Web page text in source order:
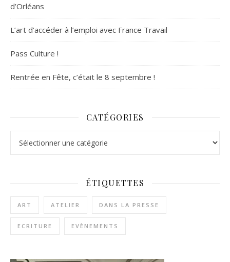
d’Orléans
L’art d’accéder à l’emploi avec France Travail
Pass Culture !
Rentrée en Fête, c’était le 8 septembre !
CATÉGORIES
ÉTIQUETTES
ART ATELIER DANS LA PRESSE
ECRITURE EVÈNEMENTS